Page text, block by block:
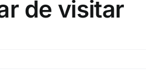
de visitar